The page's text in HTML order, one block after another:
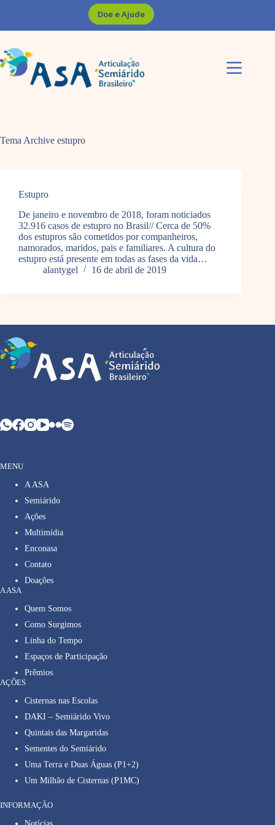
Doe e Ajude
Tema Archive estupro
Estupro
De janeiro e novembro de 2018, foram noticiados
32.916 casos de estupro no Brasil// Cerca de 50%
dos estupros são cometidos por companheiros,
namorados, maridos, pais e familiares. A cultura do
estupro está presente em todas as fases da vida…
alantygel
16 de abril de 2019
MENU
A ASA
Semiárido
Ações
Multimídia
Enconasa
Contato
Doações
A ASA
Quem Somos
Como Surgimos
Linha do Tempo
Espaços de Participação
Prêmios
AÇÕES
Cisternas nas Escolas
DAKI – Semiárido Vivo
Quintais das Margaridas
Sementes do Semiárido
Uma Terra e Duas Águas (P1+2)
Um Milhão de Cisternas (P1MC)
INFORMAÇÃO
Notícias